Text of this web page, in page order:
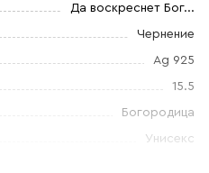
Да воскреснет Бог...
Чернение
Ag 925
15.5
Богородица
Унисекс